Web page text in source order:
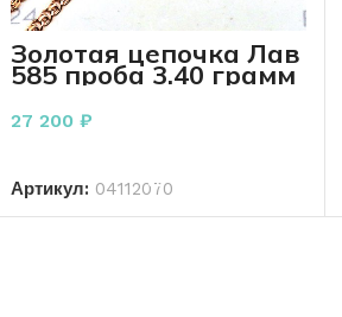
Золотая цепочка Лав
585 проба 3.40 грамм
27 200 ₽
Артикул: 04112070